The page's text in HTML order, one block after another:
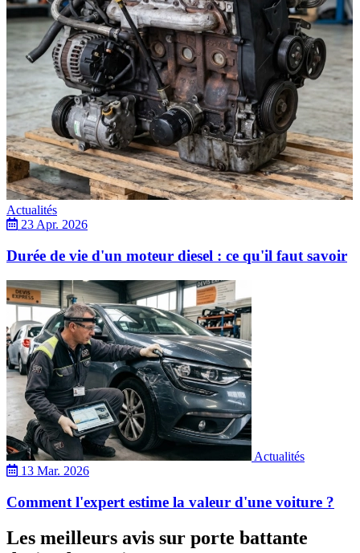
Actualités
23 Apr. 2026
Durée de vie d'un moteur diesel : ce qu'il faut savoir
Actualités
13 Mar. 2026
Comment l'expert estime la valeur d'une voiture ?
Les meilleurs avis sur porte battante